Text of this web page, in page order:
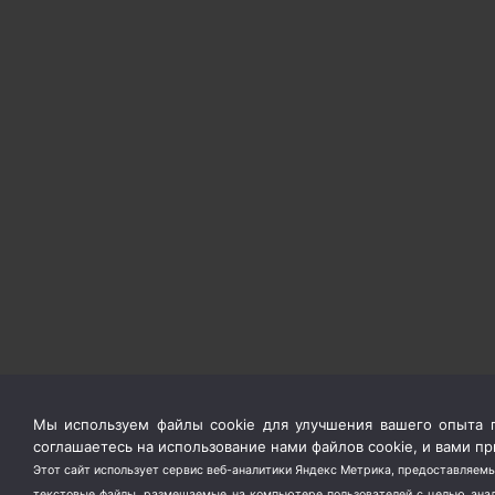
Мы используем файлы cookie для улучшения вашего опыта
соглашаетесь на использование нами файлов cookie, и вами
Этот сайт использует сервис веб-аналитики Яндекс Метрика,